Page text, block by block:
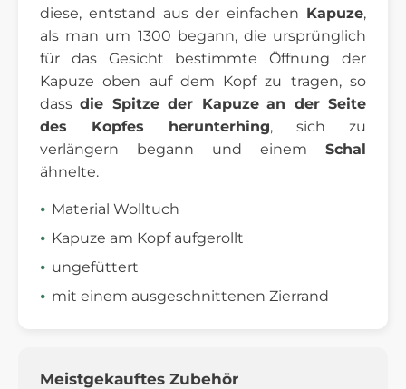
diese, entstand aus der einfachen Kapuze,
als man um 1300 begann, die ursprünglich
für das Gesicht bestimmte Öffnung der
Kapuze oben auf dem Kopf zu tragen, so
dassdie Spitze der Kapuze an der Seite
des Kopfes herunterhing, sich zu
verlängern begann und einem Schal
ähnelte.
Material Wolltuch
Kapuze am Kopf aufgerollt
ungefüttert
mit einem ausgeschnittenen Zierrand
Meistgekauftes Zubehör